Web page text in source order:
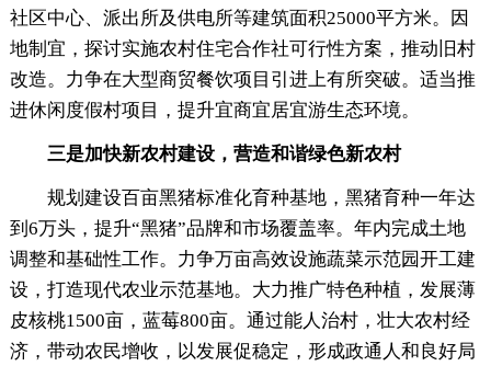
社区中心、派出所及供电所等建筑面积25000平方米。因
地制宜，探讨实施农村住宅合作社可行性方案，推动旧村
改造。力争在大型商贸餐饮项目引进上有所突破。适当推
进休闲度假村项目，提升宜商宜居宜游生态环境。
三是加快新农村建设，营造和谐绿色新农村
规划建设百亩黑猪标准化育种基地，黑猪育种一年达
到6万头，提升“黑猪”品牌和市场覆盖率。年内完成土地
调整和基础性工作。力争万亩高效设施蔬菜示范园开工建
设，打造现代农业示范基地。大力推广特色种植，发展薄
皮核桃1500亩，蓝莓800亩。通过能人治村，壮大农村经
济，带动农民增收，以发展促稳定，形成政通人和良好局